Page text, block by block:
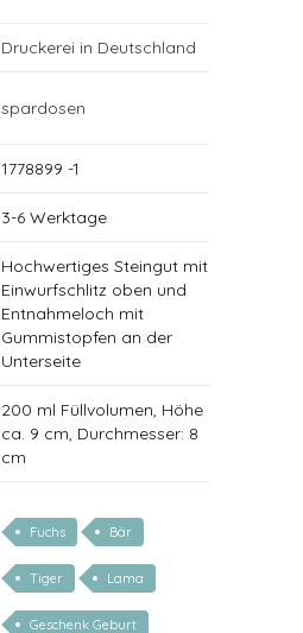
Druckerei in Deutschland
spardosen
1778899 -1
3-6 Werktage
Hochwertiges Steingut mit
Einwurfschlitz oben und
Entnahmeloch mit
Gummistopfen an der
Unterseite
200 ml Füllvolumen, Höhe
ca. 9 cm, Durchmesser: 8
cm
Fuchs Bär
Tiger Lama
Geschenk Geburt